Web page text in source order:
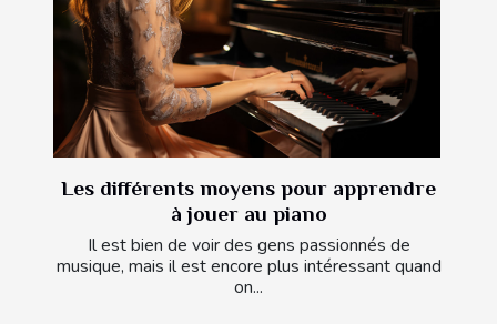
Les différents moyens pour apprendre
à jouer au piano
Il est bien de voir des gens passionnés de
musique, mais il est encore plus intéressant quand
on...